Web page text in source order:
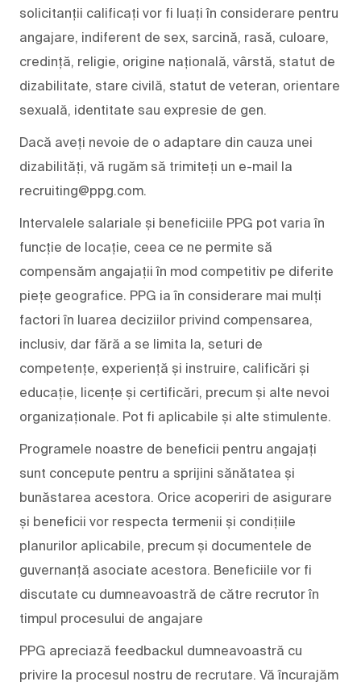
solicitanții calificați vor fi luați în considerare pentru
angajare, indiferent de sex, sarcină, rasă, culoare,
credință, religie, origine națională, vârstă, statut de
dizabilitate, stare civilă, statut de veteran, orientare
sexuală, identitate sau expresie de gen.
Dacă aveți nevoie de o adaptare din cauza unei
dizabilități, vă rugăm să trimiteți un e-mail la
recruiting@ppg.com.
Intervalele salariale și beneficiile PPG pot varia în
funcție de locație, ceea ce ne permite să
compensăm angajații în mod competitiv pe diferite
piețe geografice. PPG ia în considerare mai mulți
factori în luarea deciziilor privind compensarea,
inclusiv, dar fără a se limita la, seturi de
competențe, experiență și instruire, calificări și
educație, licențe și certificări, precum și alte nevoi
organizaționale. Pot fi aplicabile și alte stimulente.
Programele noastre de beneficii pentru angajați
sunt concepute pentru a sprijini sănătatea și
bunăstarea acestora. Orice acoperiri de asigurare
și beneficii vor respecta termenii și condițiile
planurilor aplicabile, precum și documentele de
guvernanță asociate acestora. Beneficiile vor fi
discutate cu dumneavoastră de către recrutor în
timpul procesului de angajare
PPG apreciază feedbackul dumneavoastră cu
privire la procesul nostru de recrutare. Vă încurajăm